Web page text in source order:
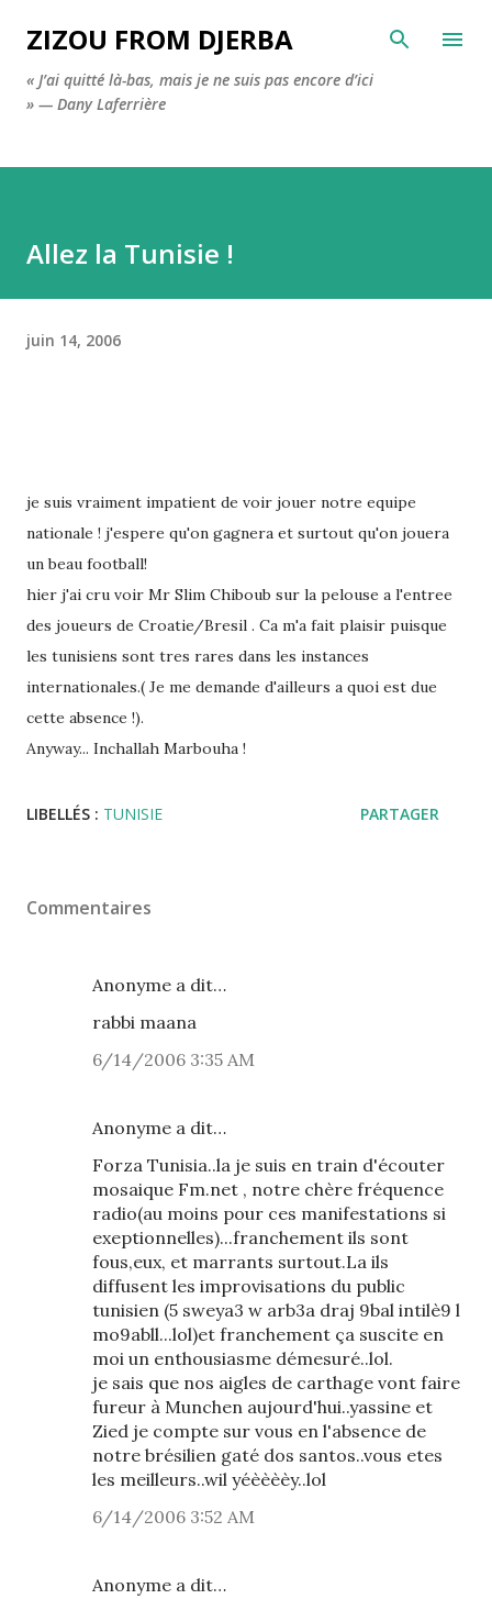
Accéder au contenu principal
ZIZOU FROM DJERBA
« J’ai quitté là-bas, mais je ne suis pas encore d’ici
» — Dany Laferrière
Allez la Tunisie !
juin 14, 2006
je suis vraiment impatient de voir jouer notre equipe
nationale ! j'espere qu'on gagnera et surtout qu'on jouera
un beau football!
hier j'ai cru voir Mr Slim Chiboub sur la pelouse a l'entree
des joueurs de Croatie/Bresil . Ca m'a fait plaisir puisque
les tunisiens sont tres rares dans les instances
internationales.( Je me demande d'ailleurs a quoi est due
cette absence !).
Anyway... Inchallah Marbouha !
LIBELLÉS : TUNISIE PARTAGER
Commentaires
Anonyme a dit…
rabbi maana
6/14/2006 3:35 AM
Anonyme a dit…
Forza Tunisia..la je suis en train d'écouter
mosaique Fm.net , notre chère fréquence
radio(au moins pour ces manifestations si
exeptionnelles)...franchement ils sont
fous,eux, et marrants surtout.La ils
diffusent les improvisations du public
tunisien (5 sweya3 w arb3a draj 9bal intilè9 l
mo9abll...lol)et franchement ça suscite en
moi un enthousiasme démesuré..lol.
je sais que nos aigles de carthage vont faire
fureur à Munchen aujourd'hui..yassine et
Zied je compte sur vous en l'absence de
notre brésilien gaté dos santos..vous etes
les meilleurs..wil yéèèèèy..lol
6/14/2006 3:52 AM
Anonyme a dit…